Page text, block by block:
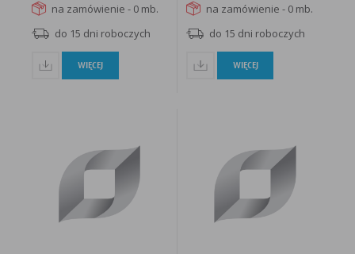
na zamówienie - 0 mb.
do 15 dni roboczych
WIĘCEJ
na zamówienie - 0 mb.
do 15 dni roboczych
WIĘCEJ